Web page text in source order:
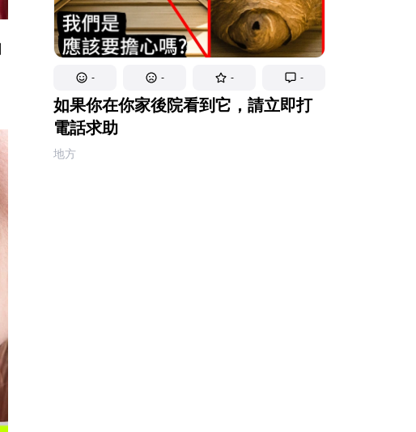
- - - -
如果你在你家後院看到它，請立即打
電話求助
地方